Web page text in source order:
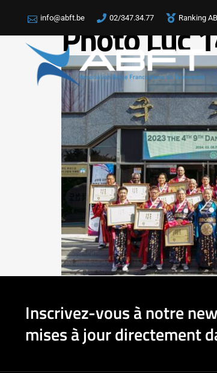
info@abft.be 02/347.34.77 Ranking
Photo Luc
Inscrivez-vous à notre
mises à jour directement